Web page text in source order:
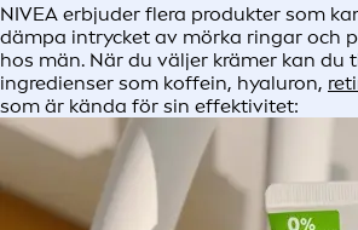
NIVEA erbjuder flera produkter som
dämpa intrycket av mörka ringar och
hos män. När du väljer krämer kan du
ingredienser som koffein, hyaluron,
som är kända för sin effektivitet: